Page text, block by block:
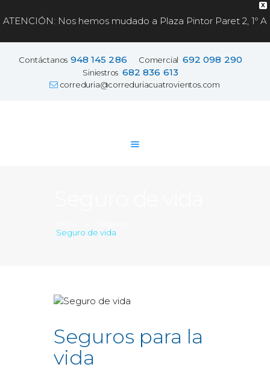
X
ATENCIÓN: Nos hemos mudado a Plaza Pintor Paret 2, 1º A
Contáctanos 948 145 286 Comercial 692 098 290
Siniestros 682 836 613
correduria@correduriacuatrovientos.com
Seguro de vida
Correduría de Seguros
Cuatrovientos
Seguros para la
vida